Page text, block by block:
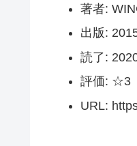
著者:
出版:
読了:
評価: ☆3
URL: